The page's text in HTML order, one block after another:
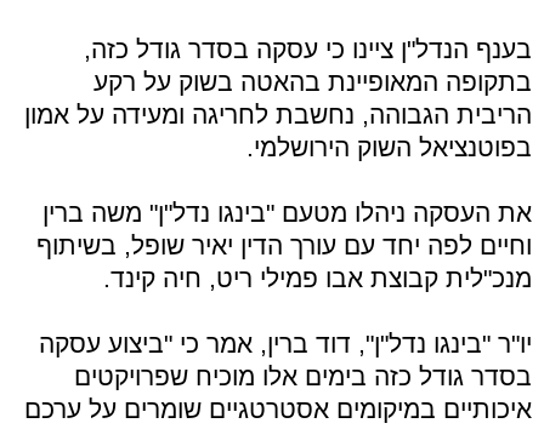
בענף הנדל"ן ציינו כי עסקה בסדר גודל כזה,
בתקופה המאופיינת בהאטה בשוק על רקע
הריבית הגבוהה, נחשבת לחריגה ומעידה על אמון
בפוטנציאל השוק הירושלמי.
את העסקה ניהלו מטעם "בינגו נדל"ן" משה ברין
וחיים לפה יחד עם עורך הדין יאיר שופל, בשיתוף
מנכ"לית קבוצת אבו פמילי ריט, חיה קינד.
יו"ר "בינגו נדל"ן", דוד ברין, אמר כי "ביצוע עסקה
בסדר גודל כזה בימים אלו מוכיח שפרויקטים
איכותיים במיקומים אסטרטגיים שומרים על ערכם